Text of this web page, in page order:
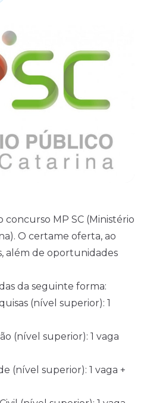
concurso MP SC (Ministério
O certame oferta, ao
além de oportunidades
da seguinte forma:
(nível superior): 1
(nível superior): 1 vaga
(nível superior): 1 vaga +